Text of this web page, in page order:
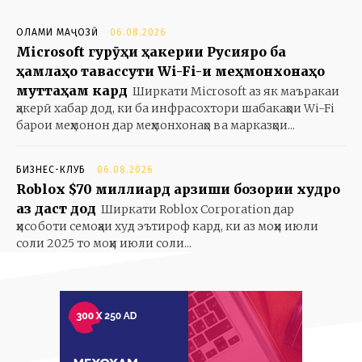
ОЛАМИ МАҶОЗӢ 06.08.2026
Microsoft гурӯҳи ҳакерии Русияро ба
ҳамлаҳо тавассути Wi-Fi-и меҳмонхонаҳо
муттаҳам кард Ширкати Microsoft аз як маъракаи
ҳакерӣ хабар дод, ки ба инфрасохтори шабакаҳои Wi-Fi
барои меҳмонон дар меҳмонхонаҳо ва марказҳои...
БИЗНЕС-КЛУБ 06.08.2026
Roblox $70 миллиард арзиши бозории худро
аз даст дод Ширкати Roblox Corporation дар
ҳисоботи семоҳаи худ эътироф кард, ки аз моҳи июли
соли 2025 то моҳи июли соли...